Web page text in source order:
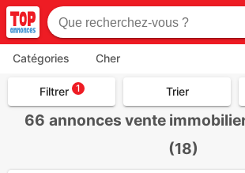
Catégories Cher
Filtrer 1 Trier
66 annonces vente
(18)